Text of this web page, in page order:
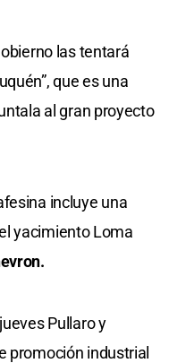
las tentará
que es una
al gran proyecto
incluye una
yacimiento Loma
Pullaro y
promoción industrial